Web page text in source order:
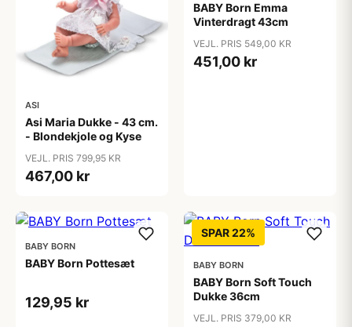
ASI
Asi Maria Dukke - 43 cm.
- Blondekjole og Kyse
VEJL. PRIS 799,95 KR
467,00 kr
BABY Born Emma
Vinterdragt 43cm
VEJL. PRIS 549,00 KR
451,00 kr
BABY BORN
BABY Born Pottesæt
129,95 kr
SPAR 22%
BABY BORN
BABY Born Soft Touch
Dukke 36cm
VEJL. PRIS 379,00 KR